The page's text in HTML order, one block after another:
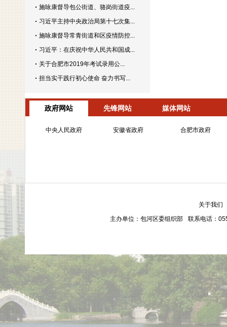
施咏康督导包公街道、骆岗街道疫...
习近平主持中央政治局第十七次集...
施咏康督导常青街道和区疫情防控...
习近平：在庆祝中华人民共和国成...
关于合肥市2019年考试录用公...
担当实干践行初心使命 奋力书写...
政府网站 先锋网站 媒体网站
中央人民政府 安徽省政府 合肥市政府
关于我们
主办单位：包河区委组织部
联系电话：